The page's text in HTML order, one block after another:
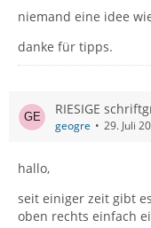
niemand eine idee
danke für tipps.
RIESIGE
geogre 29. Juli
hallo,
seit einiger zeit gibt
oben rechts einfach